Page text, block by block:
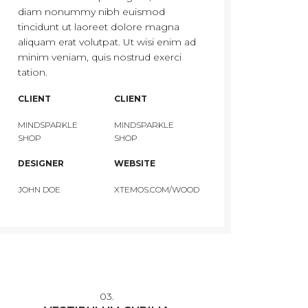
diam nonummy nibh euismod
tincidunt ut laoreet dolore magna
aliquam erat volutpat. Ut wisi enim ad
minim veniam, quis nostrud exerci
tation.
CLIENT
MINDSPARKLE
SHOP
CLIENT
MINDSPARKLE
SHOP
DESIGNER
JOHN DOE
WEBSITE
XTEMOS.COM/WOOD
03.